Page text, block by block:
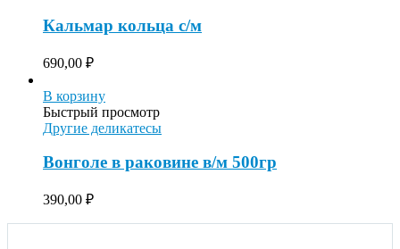
Кальмар кольца с/м
690,00 ₽
В корзину
Быстрый просмотр
Другие деликатесы
Вонголе в раковине в/м 500гр
390,00 ₽